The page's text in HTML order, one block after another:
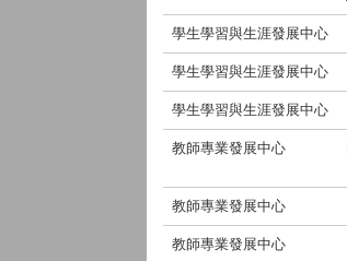
學生學習與生涯發展中心
學生學習與生涯發展中心
學生學習與生涯發展中心
教師專業發展中心
教師專業發展中心
教師專業發展中心